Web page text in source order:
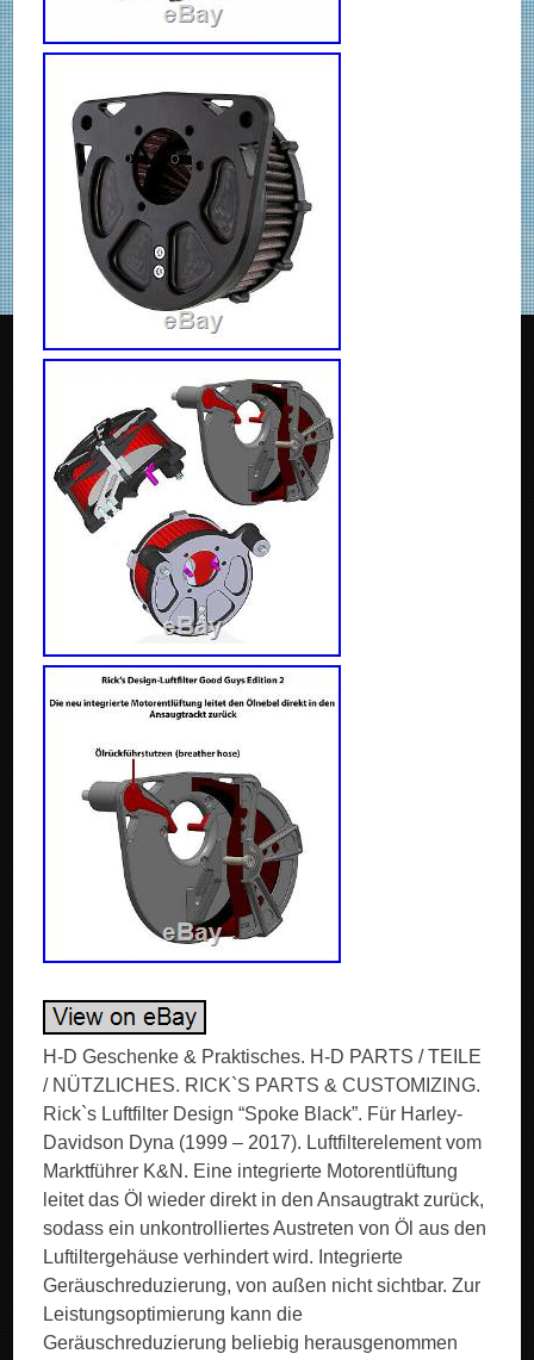
H-D Geschenke & Praktisches. H-D PARTS / TEILE
/ NÜTZLICHES. RICK`S PARTS & CUSTOMIZING.
Rick`s Luftfilter Design “Spoke Black”. Für Harley-
Davidson Dyna (1999 – 2017). Luftfilterelement vom
Marktführer K&N. Eine integrierte Motorentlüftung
leitet das Öl wieder direkt in den Ansaugtrakt zurück,
sodass ein unkontrolliertes Austreten von Öl aus den
Luftiltergehäuse verhindert wird. Integrierte
Geräuschreduzierung, von außen nicht sichtbar. Zur
Leistungsoptimierung kann die
Geräuschreduzierung beliebig herausgenommen